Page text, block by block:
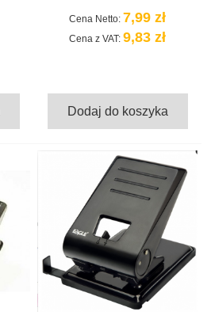
Cena Netto: 7,99 zł
Cena z VAT: 9,83 zł
Dodaj do koszyka